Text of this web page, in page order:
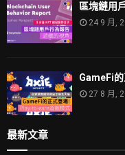
區塊鏈用
24 9 月,
GameFi
27 8 月,
最新文章